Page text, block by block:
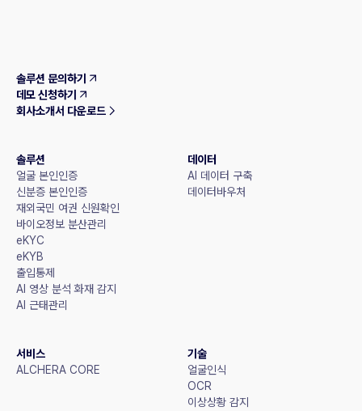
솔루션 문의하기
데모 신청하기
회사소개서 다운로드
솔루션
얼굴 본인인증
신분증 본인인증
재외국민 여권 신원확인
바이오정보 분산관리
eKYC
eKYB
출입통제
AI 영상 분석 화재 감지
AI 근태관리
데이터
AI 데이터 구축
데이터바우처
서비스
ALCHERA CORE
기술
얼굴인식
OCR
이상상황 감지